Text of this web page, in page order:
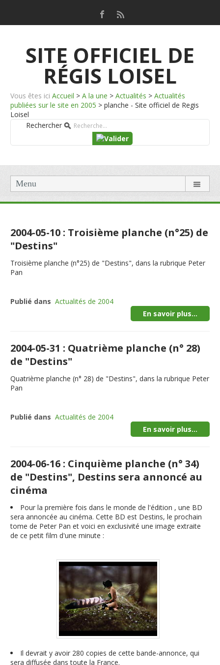
SITE OFFICIEL DE
RÉGIS LOISEL
Vous êtes ici Accueil > A la une > Actualités > Actualités
publiées sur le site en 2005 > planche - Site officiel de Regis
Loisel
Rechercher
Menu
2004-05-10 : Troisième planche (n°25) de
"Destins"
Troisième planche (n°25) de "Destins", dans la rubrique Peter
Pan
Publié dans Actualités de 2004
En savoir plus...
2004-05-31 : Quatrième planche (n° 28)
de "Destins"
Quatrième planche (n° 28) de "Destins", dans la rubrique Peter
Pan
Publié dans Actualités de 2004
En savoir plus...
2004-06-16 : Cinquième planche (n° 34)
de "Destins", Destins sera annoncé au
cinéma
Pour la première fois dans le monde de l'édition , une BD
sera annoncée au cinéma. Cette BD est Destins, le prochain
tome de Peter Pan et voici en exclusivité une image extraite
de ce petit film d'une minute :
Il devrait y avoir 280 copies de cette bande-annonce, qui
sera diffusée dans toute la France.